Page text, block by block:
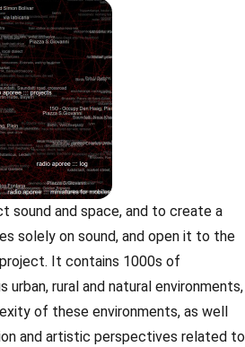
sound and space, and to create a
solely on sound, and open it to the
It contains 1000s of
urban, rural and natural environments,
of these environments, as well
and artistic perspectives related to